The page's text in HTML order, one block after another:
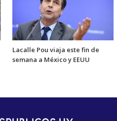
Lacalle Pou viaja este fin de
semana a México y EEUU